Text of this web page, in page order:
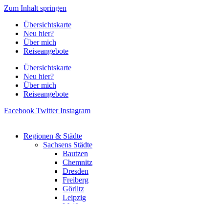
Zum Inhalt springen
Übersichtskarte
Neu hier?
Über mich
Reiseangebote
Übersichtskarte
Neu hier?
Über mich
Reiseangebote
Facebook Twitter Instagram
Regionen & Städte
Sachsens Städte
Bautzen
Chemnitz
Dresden
Freiberg
Görlitz
Leipzig